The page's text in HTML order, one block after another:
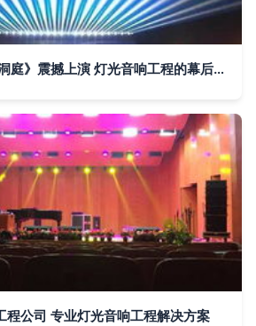
1.2亿打造的《印象洞庭》震撼上演 灯光音响工程的幕后解密
程公司 专业灯光音响工程解决方案